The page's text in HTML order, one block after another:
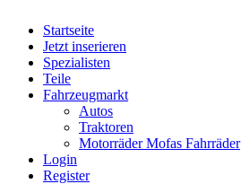
Startseite
Jetzt inserieren
Spezialisten
Teile
Fahrzeugmarkt
Autos
Traktoren
Motorräder Mofas Fahrräder
Login
Register